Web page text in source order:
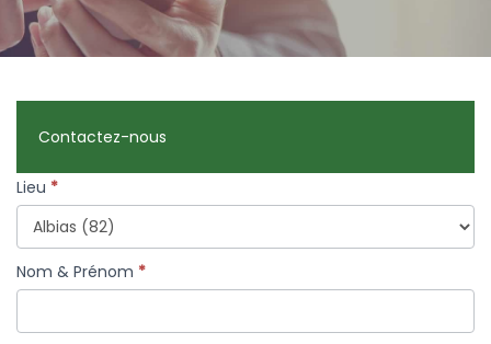
Contactez-nous
Formulaire
simple
avec
téléphone
Lieu *
Nom & Prénom *